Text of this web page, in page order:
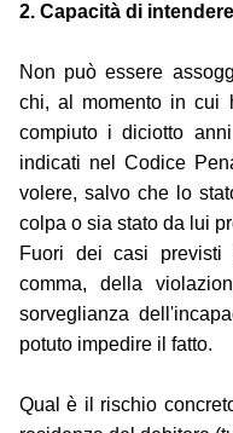
2. Capacità di
Non può essere
chi, al momento in cui
compiuto i diciotto
indicati nel Codice
volere, salvo che lo
colpa o sia stato da lui
Fuori dei casi previsti
comma, della
sorveglianza
potuto impedire il fatto.
Qual è il rischio